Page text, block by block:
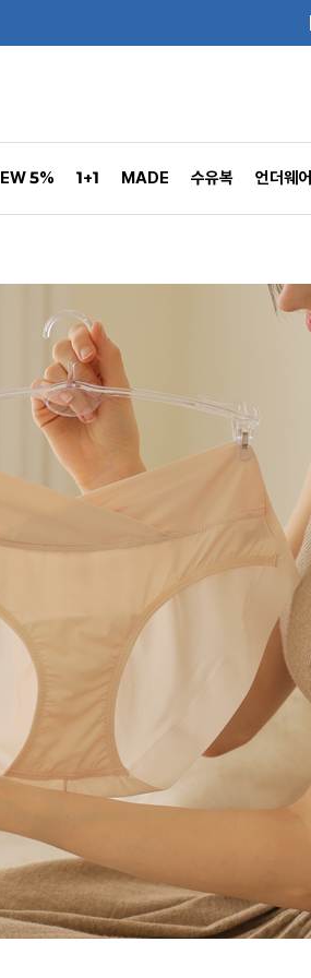
5% 1+1 MADE 수유복 언더웨어